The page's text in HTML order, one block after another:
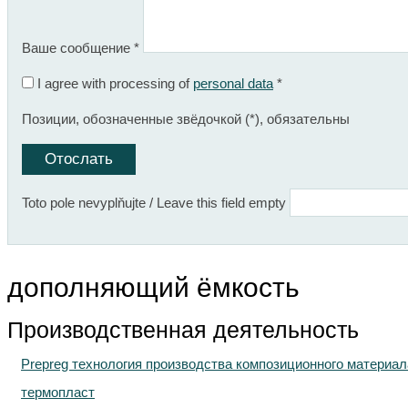
Ваше сообщение *
I agree with processing of personal data *
Позиции, обозначенные звёдочкой (*), обязательны
Toto pole nevyplňujte / Leave this field empty
дополняющий ёмкость
Производственная деятельность
Prepreg технология производствa композиционного
термопласт